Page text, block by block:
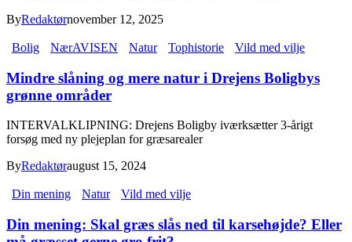
ByRedaktørnovember 12, 2025
Bolig NærAVISEN Natur Tophistorie Vild med vilje
Mindre slåning og mere natur i Drejens Boligbys
grønne områder
INTERVALKLIPNING: Drejens Boligby iværksætter 3-årigt
forsøg med ny plejeplan for græsarealer
ByRedaktøraugust 15, 2024
Din mening Natur Vild med vilje
Din mening: Skal græs slås ned til karsehøjde? Eller